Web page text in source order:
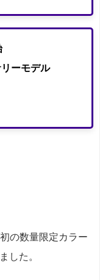
ーモデル
の数量限定カラー
した。